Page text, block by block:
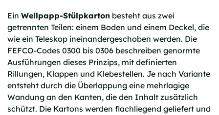
Ein Wellpapp-Stülpkarton besteht aus zwei
getrennten Teilen: einem Boden und einem Deckel, die
wie ein Teleskop ineinandergeschoben werden. Die
FEFCO-Codes 0300 bis 0306 beschreiben genormte
Ausführungen dieses Prinzips, mit definierten
Rillungen, Klappen und Klebestellen. Je nach Variante
entsteht durch die Überlappung eine mehrlagige
Wandung an den Kanten, die den Inhalt zusätzlich
schützt. Die Kartons werden flachliegend geliefert und